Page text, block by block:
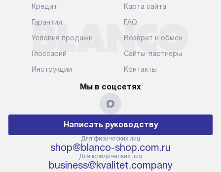
Кредит
Гарантия
Условия продажи
Глоссарий
Инструкции
Карта сайта
FAQ
Возврат и обмен
Сайты-партнеры
Контакты
Мы в соцсетях
Написать руководству
Для физических лиц
shop@blanco-shop.com.ru
Для юридических лиц
business@kvalitet.company